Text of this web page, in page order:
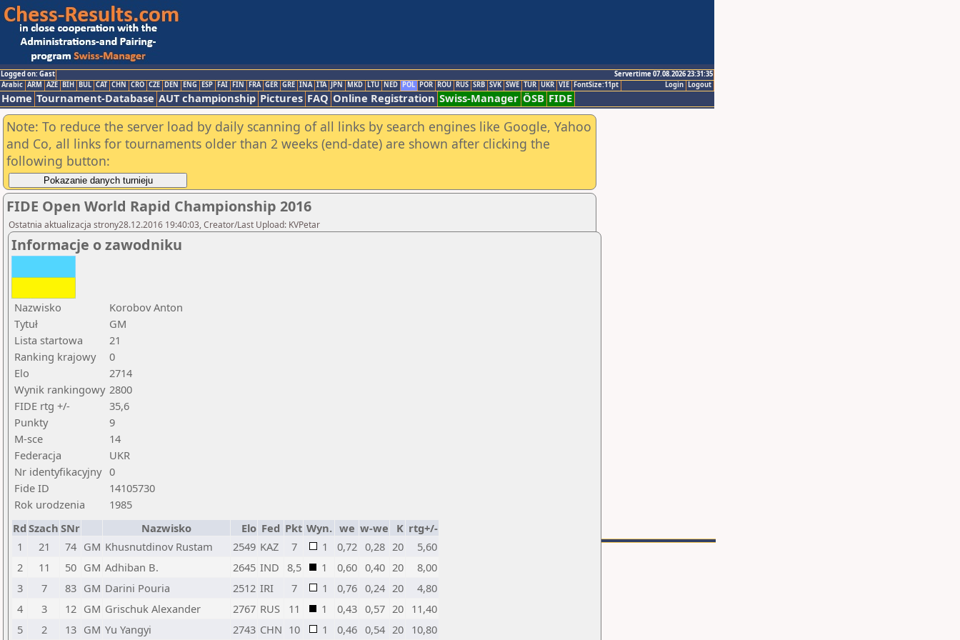
Logged on: Gast
Servertime 07.08.2026 23:31:35
Logout
Login
Arabic ARM AZE BIH BUL CAT CHN CRO CZE DEN ENG ESP FAI FIN FRA GER GRE INA ITA JPN MKD LTU NED POL POR ROU RUS SRB SVK SWE TUR UKR VIE FontSize:11pt
Home Tournament-Database AUT championship Pictures FAQ Online Registration Swiss-Manager ÖSB FIDE
Note: To reduce the server load by daily scanning of all links by search engines like Google, Yahoo
and Co, all links for tournaments older than 2 weeks (end-date) are shown after clicking the
following button:
FIDE Open World Rapid Championship 2016
Ostatnia aktualizacja strony28.12.2016 19:40:03, Creator/Last Upload: KVPetar
Informacje o zawodniku
Nazwisko
Korobov Anton
Tytuł
GM
Lista startowa
21
Ranking krajowy
0
Elo
2714
Wynik rankingowy 2800
FIDE rtg +/-
35,6
Punkty
9
M-sce
14
Federacja
UKR
Nr identyfikacyjny 0
Fide ID
14105730
Rok urodzenia
1985
Rd Szach SNr Nazwisko Elo Fed Pkt Wyn. we w-we K rtg+/-
1
21 74 GM Khusnutdinov Rustam 2549 KAZ 7 1 0,72 0,28 20
5,60
2
11 50 GM Adhiban B. 2645 IND 8,5 1 0,60 0,40 20
8,00
3
7 83 GM Darini Pouria 2512 IRI 7 1 0,76 0,24 20
4,80
4
3 12 GM Grischuk Alexander 2767 RUS 11 1 0,43 0,57 20 11,40
5
2 13 GM Yu Yangyi 2743 CHN 10 1 0,46 0,54 20 10,80